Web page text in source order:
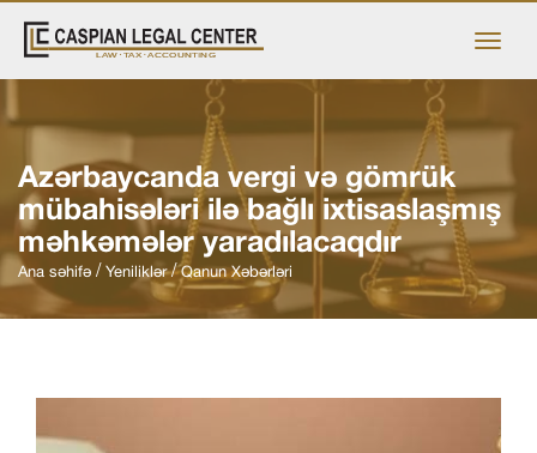
Azərbaycanda vergi və gömrük
mübahisələri ilə bağlı ixtisaslaşmış
məhkəmələr yaradılacaqdır
Ana səhifə Yeniliklər Qanun Xəbərləri